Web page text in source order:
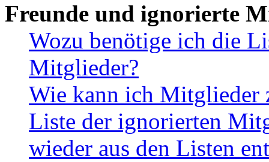
Freunde und ignorierte
Wozu benötige ich die
Mitglieder?
Wie kann ich Mitglieder
Liste der ignorierten
wieder aus den Listen